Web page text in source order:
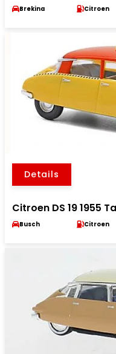
Brekina Citroen
Details
Citroen DS 19 1955
Busch Citroen